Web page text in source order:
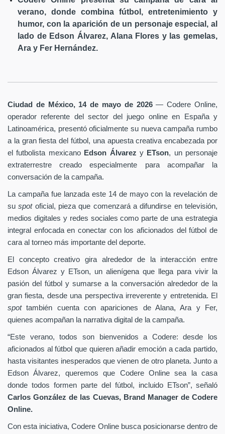
verano, donde combina fútbol, entretenimiento y
humor, con la aparición de un personaje especial, al
lado de Edson Álvarez, Alana Flores y las gemelas,
Ara y Fer Hernández.
Ciudad de México, 14 de mayo de 2026— Codere Online,
operador referente del sector del juego online en España y
Latinoamérica, presentó oficialmente su nueva campaña rumbo
a la gran fiesta del fútbol, una apuesta creativa encabezada por
el futbolista mexicano Edson Álvarez yETson, un personaje
extraterrestre creado especialmente para acompañar la
conversación de la campaña.
La campaña fue lanzada este 14 de mayo con la revelación de
suspot oficial, pieza que comenzará a difundirse en televisión,
medios digitales y redes sociales como parte de una estrategia
integral enfocada en conectar con los aficionados del fútbol de
cara al torneo más importante del deporte.
El concepto creativo gira alrededor de la interacción entre
Edson Álvarez y ETson, un alienígena que llega para vivir la
pasión del fútbol y sumarse a la conversación alrededor de la
gran fiesta, desde una perspectiva irreverente y entretenida. El
spottambién cuenta con apariciones de Alana, Ara y Fer,
quienes acompañan la narrativa digital de la campaña.
“Este verano, todos son bienvenidos a Codere: desde los
aficionados al fútbol que quieren añadir emoción a cada partido,
hasta visitantes inesperados que vienen de otro planeta. Junto a
Edson Álvarez, queremos que Codere Online sea la casa
donde todos formen parte del fútbol, incluido ETson”, señaló
Carlos González de las Cuevas, Brand Manager de Codere
Online.
Con esta iniciativa, Codere Online busca posicionarse dentro de